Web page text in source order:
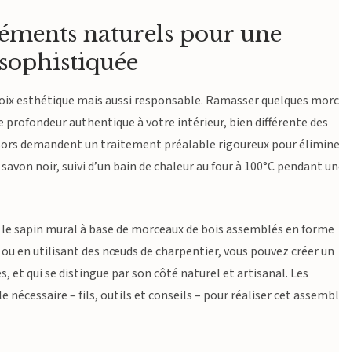
naturels pour une
esthétique mais aussi responsable. Ramasser quelques
profondeur authentique à votre intérieur, bien différente des
demandent un traitement préalable rigoureux pour
noir, suivi d’un bain de chaleur au four à 100°C pendant
mural à base de morceaux de bois assemblés en forme
en utilisant des nœuds de charpentier, vous pouvez créer un
qui se distingue par son côté naturel et artisanal. Les
– fils, outils et conseils – pour réaliser cet